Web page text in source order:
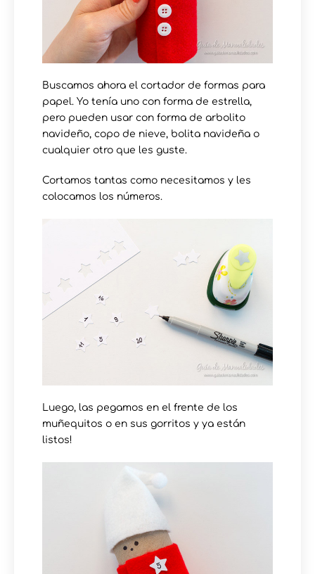
Buscamos ahora el cortador de formas para
papel. Yo tenía uno con forma de estrella,
pero pueden usar con forma de arbolito
navideño, copo de nieve, bolita navideña o
cualquier otro que les guste.
Cortamos tantas como necesitamos y les
colocamos los números.
Luego, las pegamos en el frente de los
muñequitos o en sus gorritos y ya están
listos!